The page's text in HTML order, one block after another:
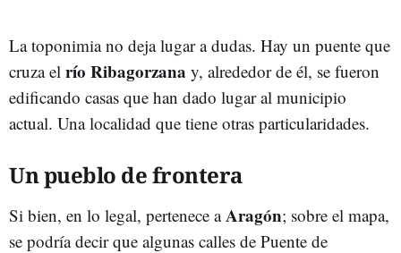
La toponimia no deja lugar a dudas. Hay un puente que
cruza el río Ribagorzana y, alrededor de él, se fueron
edificando casas que han dado lugar al municipio
actual. Una localidad que tiene otras particularidades.
Un pueblo de frontera
Si bien, en lo legal, pertenece aAragón; sobre el mapa,
se podría decir que algunas calles de Puente de